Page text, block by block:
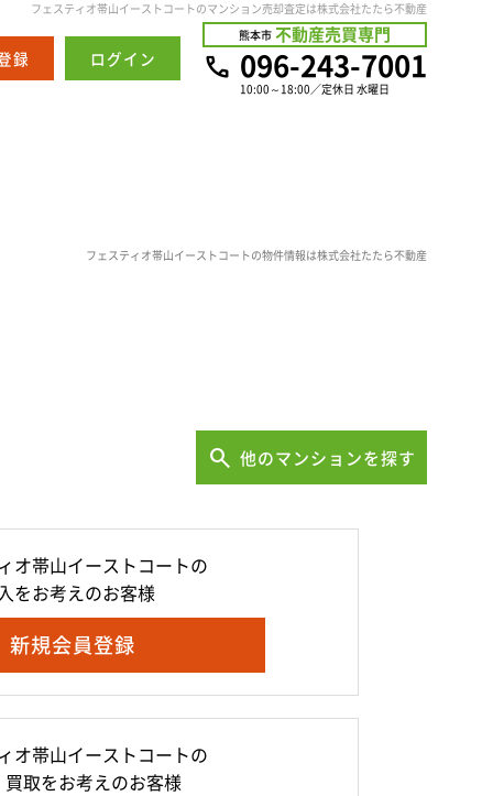
フェスティオ帯山イーストコートのマンション売却査定は株式会社たたら不動産
録 ログイン
熊本市 不動産売買専門
10:00～18:00／定休日 水曜日
096-243-7001
フェスティオ帯山イーストコートの物件情報は株式会社たたら不動産
他のマンションを探す
オ帯山イーストコートの
をお考えのお客様
新規会員登録
オ帯山イーストコートの
取をお考えのお客様